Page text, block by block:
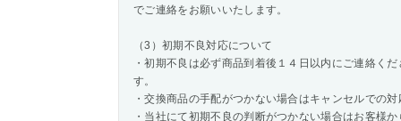
でご連絡をお願いいたします。
（3）初期不良対応について
・初期不良は必ず商品到着後１４日以内にご連絡く
す。
・交換商品の手配がつかない場合はキャンセルでの
・当社にて初期不良の判断がつかない場合はお客様